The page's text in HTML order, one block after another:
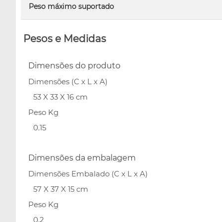
Peso máximo suportado
Pesos e Medidas
Dimensões do produto
Dimensões (C x L x A)
53 X 33 X 16 cm
Peso Kg
0.15
Dimensões da embalagem
Dimensões Embalado (C x L x A)
57 X 37 X 15 cm
Peso Kg
0.2